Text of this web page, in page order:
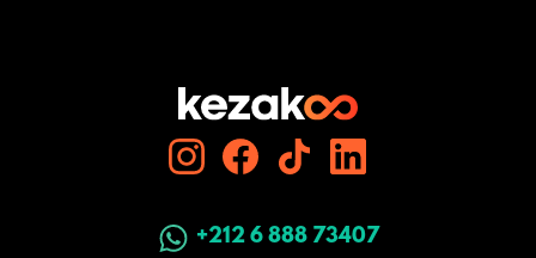
+212 6 888 73407